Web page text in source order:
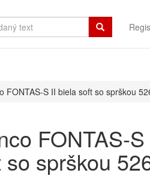
FONTAS-S II biela soft so sprškou
FONTAS-
so sprškou